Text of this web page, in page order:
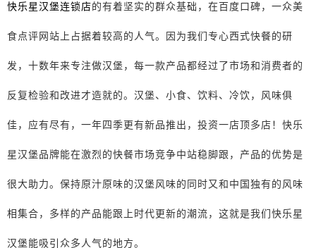
快乐星汉堡连锁店的有着坚实的群众基础，在百度口碑，一众美
食点评网站上占据着较高的人气。因为我们专心西式快餐的研
发，十数年来专注做汉堡，每一款产品都经过了市场和消费者的
反复检验和改进才造就的。汉堡、小食、饮料、冷饮，风味俱
佳，应有尽有，一年四季更有新品推出，投资一店顶多店！快乐
星汉堡品牌能在激烈的快餐市场竞争中站稳脚跟，产品的优势是
很大助力。保持原汁原味的汉堡风味的同时又和中国独有的风味
相集合，多样的产品能跟上时代更新的潮流，这就是我们快乐星
汉堡能吸引众多人气的地方。